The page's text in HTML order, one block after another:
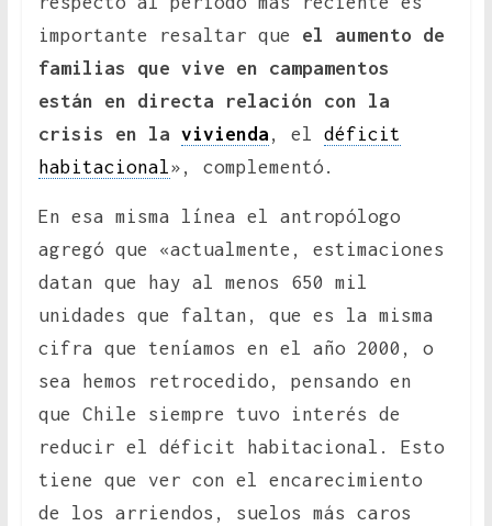
importante resaltar que el aumento de
familias que vive en campamentos
están en directa relación con la
crisis en la vivienda , el déficit
habitacional», complementó.
En esa misma línea el antropólogo
agregó que «actualmente, estimaciones
datan que hay al menos 650 mil
unidades que faltan, que es la misma
cifra que teníamos en el año 2000, o
sea hemos retrocedido, pensando en
que Chile siempre tuvo interés de
reducir el déficit habitacional. Esto
tiene que ver con el encarecimiento
de los arriendos, suelos más caros